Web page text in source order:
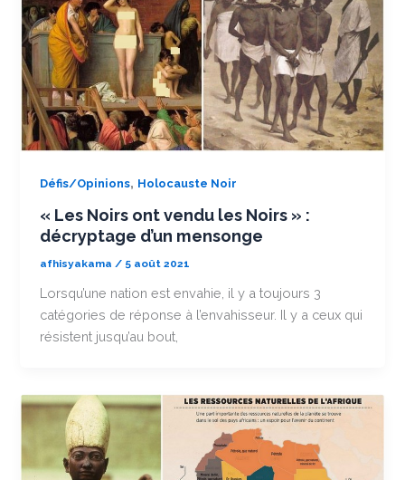
Défis/Opinions, Holocauste Noir
« Les Noirs ont vendu les Noirs » :
décryptage d’un mensonge
afhisyakama/ 5 août 2021
Lorsqu’une nation est envahie, il y a toujours 3
catégories de réponse à l’envahisseur. Il y a ceux qui
résistent jusqu’au bout,